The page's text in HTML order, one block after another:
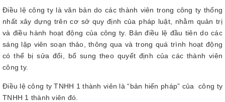
Điều lệ công ty là văn bản do các thành viên trong công ty thống
nhất xây dựng trên cơ sở quy định của pháp luật, nhằm quản trị
và điều hành hoạt động của công ty. Bản điều lệ đầu tiên do các
sáng lập viên soạn thảo, thông qua và trong quá trình hoạt động
có thể bị sửa đổi, bổ sung theo quyết định của các thành viên
công ty.
Điều lệ công ty TNHH 1 thành viên là “bản hiến pháp” của công ty
TNHH 1 thành viên đó.